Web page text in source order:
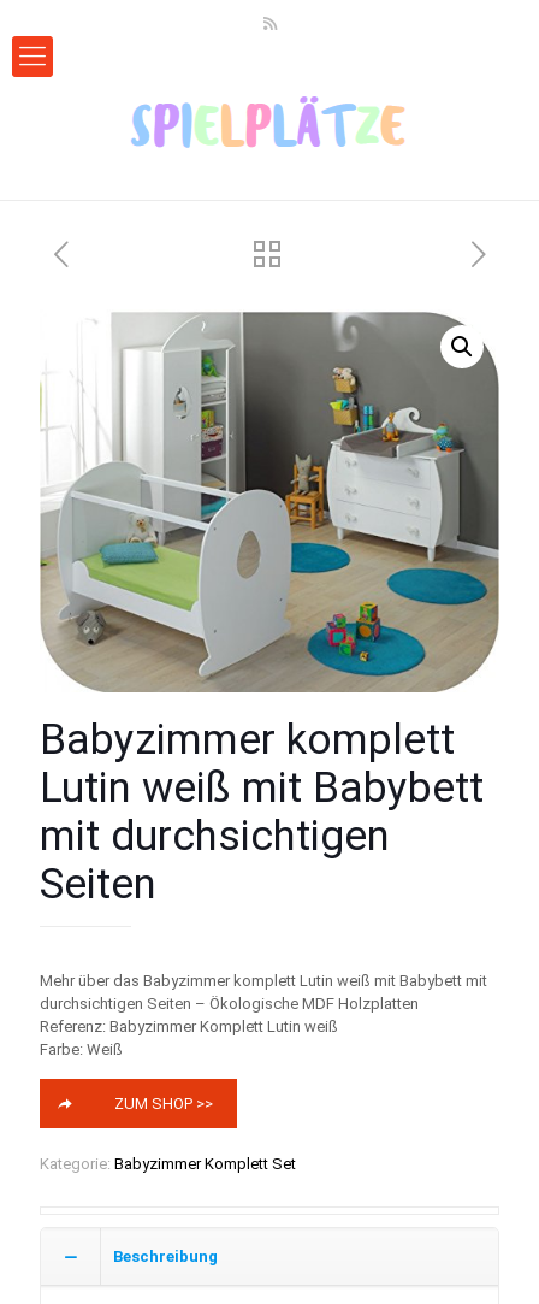
Babyzimmer komplett
Lutin weiß mit Babybett
mit durchsichtigen
Seiten
Mehr über das Babyzimmer komplett Lutin weiß mit Babybett mit
durchsichtigen Seiten – Ökologische MDF Holzplatten
Referenz: Babyzimmer Komplett Lutin weiß
Farbe: Weiß
ZUM SHOP >>
Kategorie: Babyzimmer Komplett Set
Beschreibung